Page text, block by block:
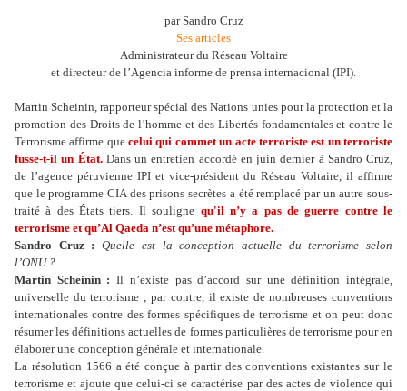
par Sandro Cruz
Ses articles
Administrateur du Réseau Voltaire
et directeur de l’Agencia informe de prensa internacional (IPI).
Martin Scheinin, rapporteur spécial des Nations unies pour la protection et la
promotion des Droits de l’homme et des Libertés fondamentales et contre le
Terrorisme affirme quecelui qui commet un acte terroriste est un terroriste
fusse-t-il un État.Dans un entretien accordé en juin dernier à Sandro Cruz,
de l’agence péruvienne IPI et vice-président du Réseau Voltaire, il affirme
que le programme CIA des prisons secrètes a été remplacé par un autre sous-
traité à des États tiers. Il souligne qu'il n’y a pas de guerre contre le
terrorisme et qu’Al Qaeda n’est qu’une métaphore.
Sandro Cruz :
Quelle est la conception actuelle du terrorisme selon
l’ONU ?
Martin Scheinin : Il n’existe pas d’accord sur une définition intégrale,
universelle du terrorisme ; par contre, il existe de nombreuses conventions
internationales contre des formes spécifiques de terrorisme et on peut donc
résumer les définitions actuelles de formes particulières de terrorisme pour en
élaborer une conception générale et internationale.
La résolution 1566 a été conçue à partir des conventions existantes sur le
terrorisme et ajoute que celui-ci se caractérise par des actes de violence qui